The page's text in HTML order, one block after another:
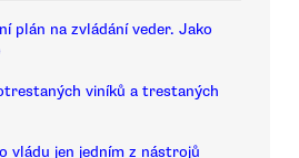
plán na zvládání veder. Jako
viníků a trestaných
vládu jen jedním z nástrojů